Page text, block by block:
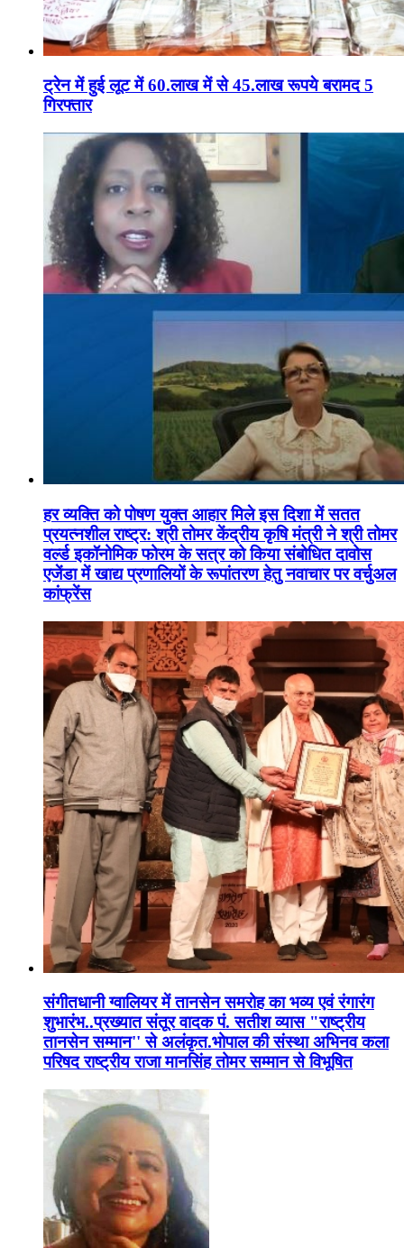
ट्रेन में हुई लूट में 60.लाख में से 45.लाख रूपये बरामद 5
गिरफ्तार
हर व्यक्ति को पोषण युक्त आहार मिले इस दिशा में सतत
प्रयत्नशील राष्ट्र: श्री तोमर केंद्रीय कृषि मंत्री ने श्री तोमर
वर्ल्ड इकॉनोमिक फोरम के सत्र को किया संबोधित दावोस
एजेंडा में खाद्य प्रणालियों के रूपांतरण हेतु नवाचार पर वर्चुअल
कांफ्रेंस
संगीतधानी ग्वालियर में तानसेन समरोह का भव्य एवं रंगारंग
शुभारंभ..प्रख्यात संतूर वादक पं. सतीश व्यास "राष्ट्रीय
तानसेन सम्मान'' से अलंकृत.भोपाल की संस्था अभिनव कला
परिषद राष्ट्रीय राजा मानसिंह तोमर सम्मान से विभूषित